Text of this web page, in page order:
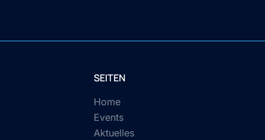
SEITEN
Home
Events
Aktuelles